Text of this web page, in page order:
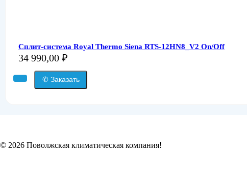
Сплит-система Royal Thermo Siena RTS-12HN8_V2 On/Off
34 990,00 ₽
✆ Заказать
© 2026 Поволжская климатическая компания!